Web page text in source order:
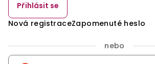
Přihlásit se
Nová registraceZapomenuté heslo
nebo